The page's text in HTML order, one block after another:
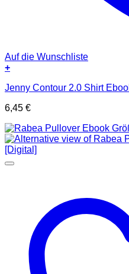
Auf die Wunschliste
+
Jenny Contour 2.0 Shirt
6,45 €